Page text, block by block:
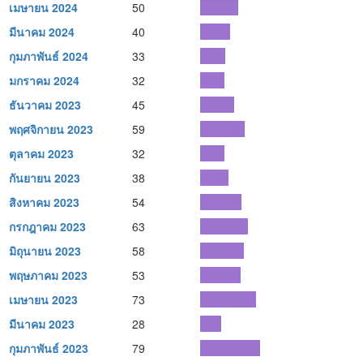
เมษายน 2024
50
มีนาคม 2024
40
กุมภาพันธ์ 2024
33
มกราคม 2024
32
ธันวาคม 2023
45
พฤศจิกายน 2023
59
ตุลาคม 2023
32
กันยายน 2023
38
สิงหาคม 2023
54
กรกฎาคม 2023
63
มิถุนายน 2023
58
พฤษภาคม 2023
53
เมษายน 2023
73
มีนาคม 2023
28
กุมภาพันธ์ 2023
79